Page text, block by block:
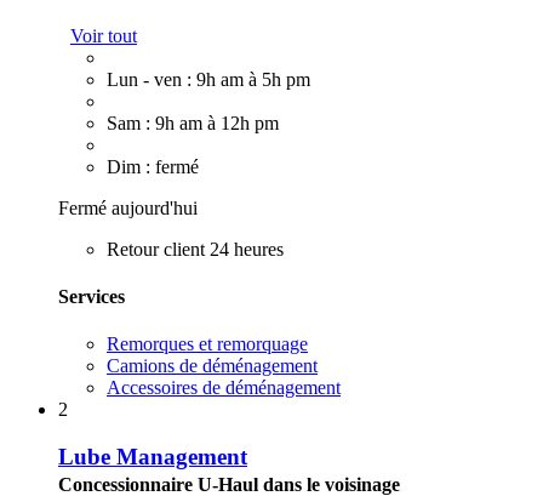
Voir tout
Lun - ven : 9h am à 5h pm
Sam : 9h am à 12h pm
Dim : fermé
Fermé aujourd'hui
Retour client 24 heures
Services
Remorques et remorquage
Camions de déménagement
Accessoires de déménagement
2
Lube Management
Concessionnaire U-Haul dans le voisinage